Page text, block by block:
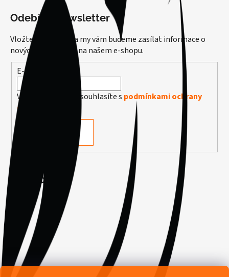
Odebírat newsletter
Vložte svůj e-mail a my vám budeme zasílat informace o
nových produktech na našem e-shopu.
E-mail
Vložením e-mailu souhlasíte s podmínkami ochrany
osobních údajů
Facebook